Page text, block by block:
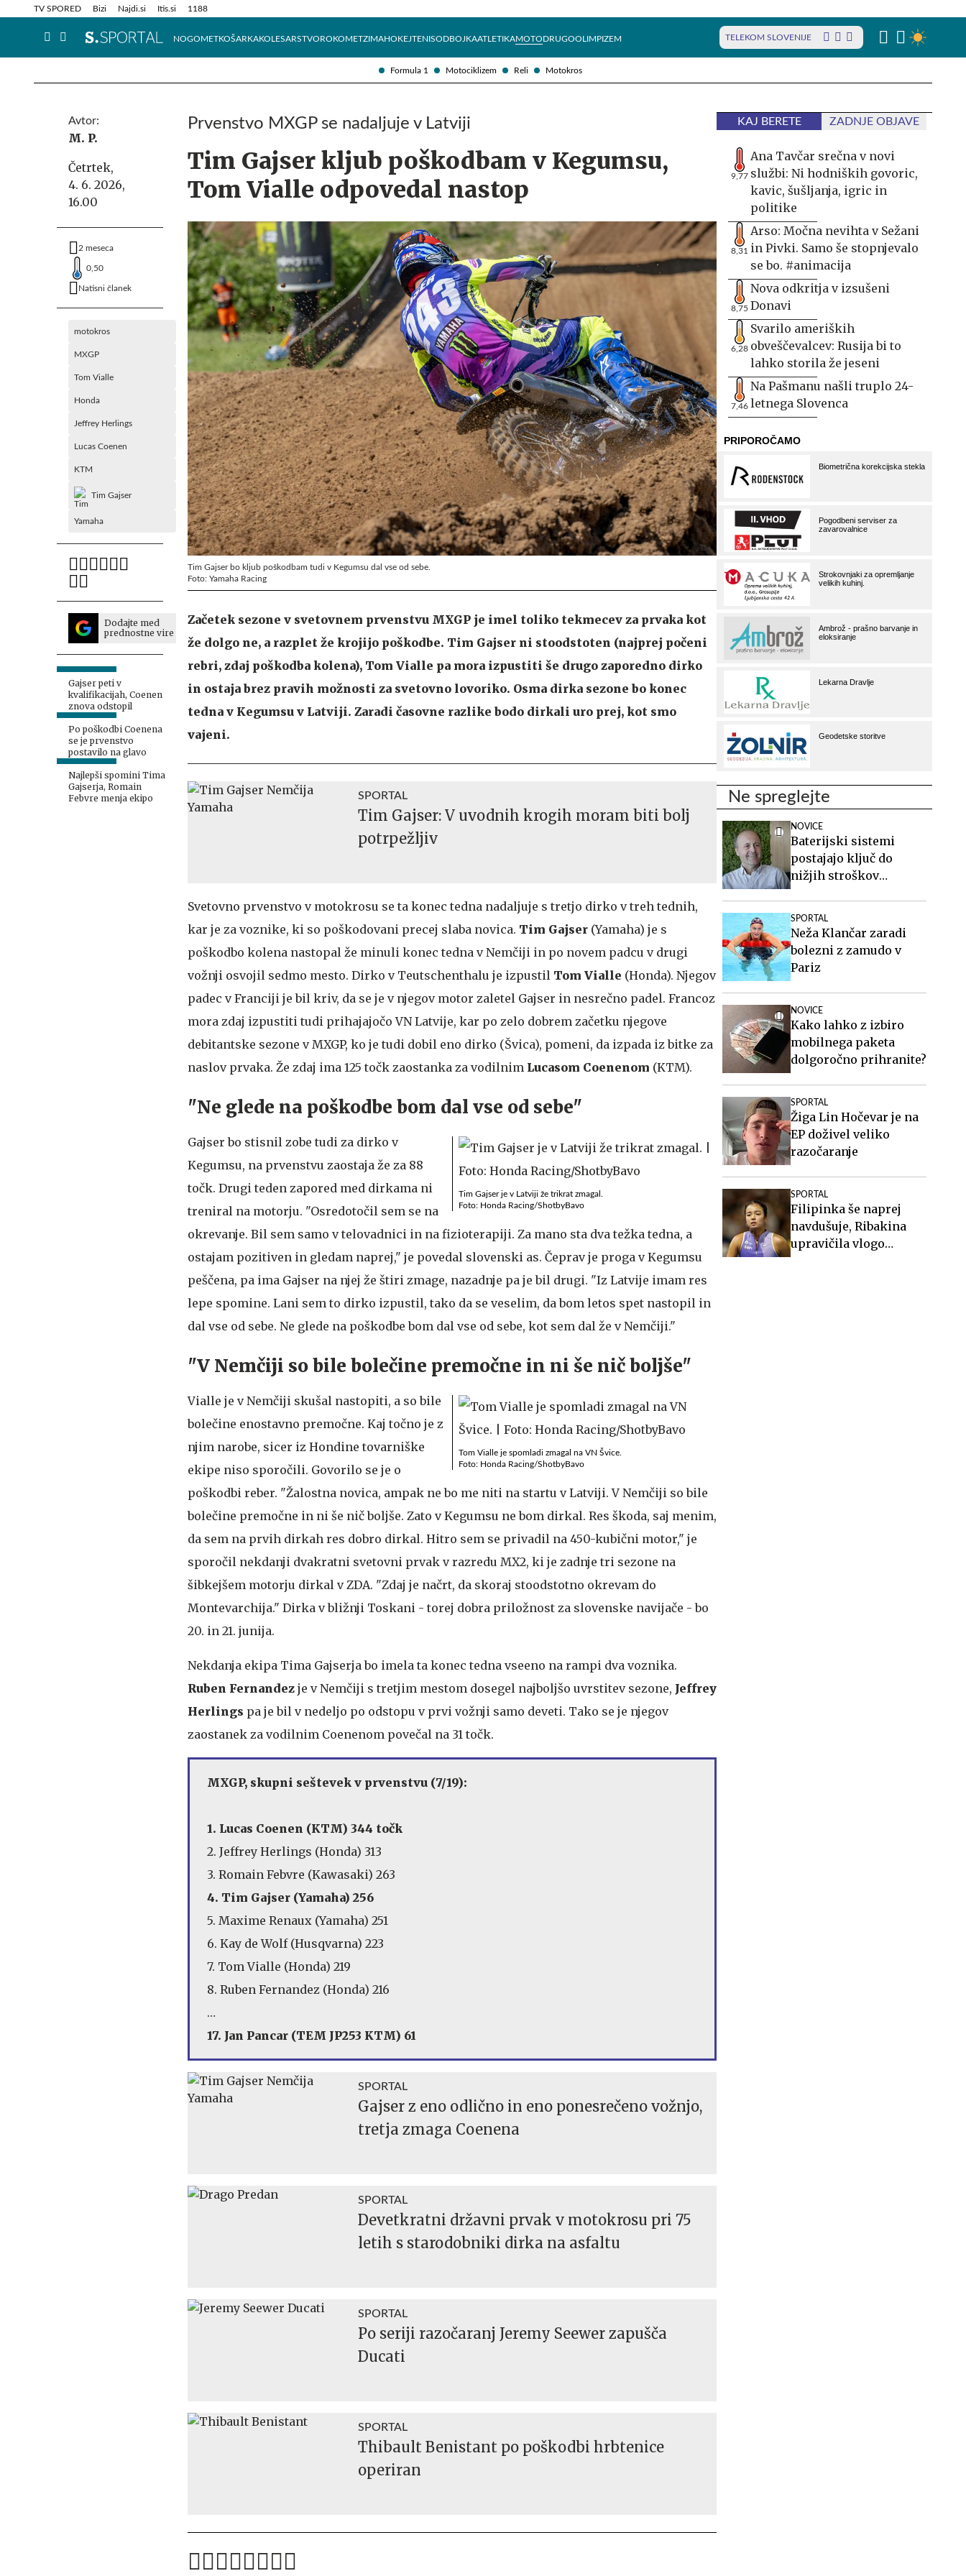
Formula 1 Motociklizem Reli Motokros
TV SPORED Bizi Najdi.si Itis.si 1188
NOGOMETKOŠARKAKOLESARSTVOROKOMETZIMAHOKEJTENISODBOJKAATLETIKAMOTODRUGOOLIMPIZEM TELEKOM SLOVENIJE
Info in obvestila Tehnik
Avtor:
M. P.
Četrtek,
4. 6. 2026,
16.00
2 meseca
0,50
Natisni članek
motokros
MXGP
Tom Vialle
Honda
Jeffrey Herlings
Lucas Coenen
KTM
Tim Gajser
Yamaha
Dodajte med
prednostne vire
Gajser peti v
kvalifikacijah, Coenen
znova odstopil
Po poškodbi Coenena
se je prvenstvo
postavilo na glavo
Najlepši spomini Tima
Gajserja, Romain
Febvre menja ekipo
Prvenstvo MXGP se nadaljuje v Latviji
Tim Gajser kljub poškodbam v Kegumsu,
Tom Vialle odpovedal nastop
Tim Gajser bo kljub poškodbam tudi v Kegumsu dal vse od sebe.
Foto: Yamaha Racing
Začetek sezone v svetovnem prvenstvu MXGP je imel toliko tekmecev za prvaka kot
že dolgo ne, a razplet že krojijo poškodbe. Tim Gajser ni stoodstoten (najprej počeni
rebri, zdaj poškodba kolena), Tom Vialle pa mora izpustiti še drugo zaporedno dirko
in ostaja brez pravih možnosti za svetovno lovoriko. Osma dirka sezone bo konec
tedna v Kegumsu v Latviji. Zaradi časovne razlike bodo dirkali uro prej, kot smo
vajeni.
SPORTAL
Tim Gajser: V uvodnih krogih moram biti bolj
potrpežljiv
Svetovno prvenstvo v motokrosu se ta konec tedna nadaljuje s tretjo dirko v treh tednih,
kar je za voznike, ki so poškodovani precej slaba novica. Tim Gajser (Yamaha) je s
poškodbo kolena nastopal že minuli konec tedna v Nemčiji in po novem padcu v drugi
vožnji osvojil sedmo mesto. Dirko v Teutschenthalu je izpustil Tom Vialle (Honda). Njegov
padec v Franciji je bil kriv, da se je v njegov motor zaletel Gajser in nesrečno padel. Francoz
mora zdaj izpustiti tudi prihajajočo VN Latvije, kar po zelo dobrem začetku njegove
debitantske sezone v MXGP, ko je tudi dobil eno dirko (Švica), pomeni, da izpada iz bitke za
naslov prvaka. Že zdaj ima 125 točk zaostanka za vodilnim Lucasom Coenenom (KTM).
"Ne glede na poškodbe bom dal vse od sebe"
Tim Gajser je v Latviji že trikrat zmagal.
Foto: Honda Racing/ShotbyBavo
Gajser bo stisnil zobe tudi za dirko v
Kegumsu, na prvenstvu zaostaja že za 88
točk. Drugi teden zapored med dirkama ni
treniral na motorju. "Osredotočil sem se na
okrevanje. Bil sem samo v telovadnici in na fizioterapiji. Za mano sta dva težka tedna, a
ostajam pozitiven in gledam naprej," je povedal slovenski as. Čeprav je proga v Kegumsu
peščena, pa ima Gajser na njej že štiri zmage, nazadnje pa je bil drugi. "Iz Latvije imam res
lepe spomine. Lani sem to dirko izpustil, tako da se veselim, da bom letos spet nastopil in
dal vse od sebe. Ne glede na poškodbe bom dal vse od sebe, kot sem dal že v Nemčiji."
"V Nemčiji so bile bolečine premočne in ni še nič boljše"
Tom Vialle je spomladi zmagal na VN Švice.
Foto: Honda Racing/ShotbyBavo
Vialle je v Nemčiji skušal nastopiti, a so bile
bolečine enostavno premočne. Kaj točno je z
njim narobe, sicer iz Hondine tovarniške
ekipe niso sporočili. Govorilo se je o
poškodbi reber. "Žalostna novica, ampak ne bo me niti na startu v Latviji. V Nemčiji so bile
bolečine premočne in ni še nič boljše. Zato v Kegumsu ne bom dirkal. Res škoda, saj menim,
da sem na prvih dirkah res dobro dirkal. Hitro sem se privadil na 450-kubični motor," je
sporočil nekdanji dvakratni svetovni prvak v razredu MX2, ki je zadnje tri sezone na
šibkejšem motorju dirkal v ZDA. "Zdaj je načrt, da skoraj stoodstotno okrevam do
Montevarchija." Dirka v bližnji Toskani - torej dobra priložnost za slovenske navijače - bo
20. in 21. junija.
Nekdanja ekipa Tima Gajserja bo imela ta konec tedna vseeno na rampi dva voznika.
Ruben Fernandez je v Nemčiji s tretjim mestom dosegel najboljšo uvrstitev sezone, Jeffrey
Herlings pa je bil v nedeljo po odstopu v prvi vožnji samo deveti. Tako se je njegov
zaostanek za vodilnim Coenenom povečal na 31 točk.
MXGP, skupni seštevek v prvenstvu (7/19):
1. Lucas Coenen (KTM) 344 točk
2. Jeffrey Herlings (Honda) 313
3. Romain Febvre (Kawasaki) 263
4. Tim Gajser (Yamaha) 256
5. Maxime Renaux (Yamaha) 251
6. Kay de Wolf (Husqvarna) 223
7. Tom Vialle (Honda) 219
8. Ruben Fernandez (Honda) 216
…
17. Jan Pancar (TEM JP253 KTM) 61
SPORTAL
Gajser z eno odlično in eno ponesrečeno vožnjo,
tretja zmaga Coenena
SPORTAL
Devetkratni državni prvak v motokrosu pri 75
letih s starodobniki dirka na asfaltu
SPORTAL
Po seriji razočaranj Jeremy Seewer zapušča
Ducati
SPORTAL
Thibault Benistant po poškodbi hrbtenice
operiran
KAJ BERETE ZADNJE OBJAVE
9,77
Ana Tavčar srečna v novi
službi: Ni hodniških govoric,
kavic, šušljanja, igric in
politike
8,31
Arso: Močna nevihta v Sežani
in Pivki. Samo še stopnjevalo
se bo. #animacija
8,75
Nova odkritja v izsušeni
Donavi
6,28
Svarilo ameriških
obveščevalcev: Rusija bi to
lahko storila že jeseni
7,46
Na Pašmanu našli truplo 24-
letnega Slovenca
Ne spreglejte
NOVICE
Baterijski sistemi
postajajo ključ do
nižjih stroškov
SPORTAL
Neža Klančar zaradi
bolezni z zamudo v
Pariz
NOVICE
Kako lahko z izbiro
mobilnega paketa
dolgoročno prihranite?
SPORTAL
Žiga Lin Hočevar je na
EP doživel veliko
razočaranje
SPORTAL
Filipinka še naprej
navdušuje, Ribakina
upravičila vlogo